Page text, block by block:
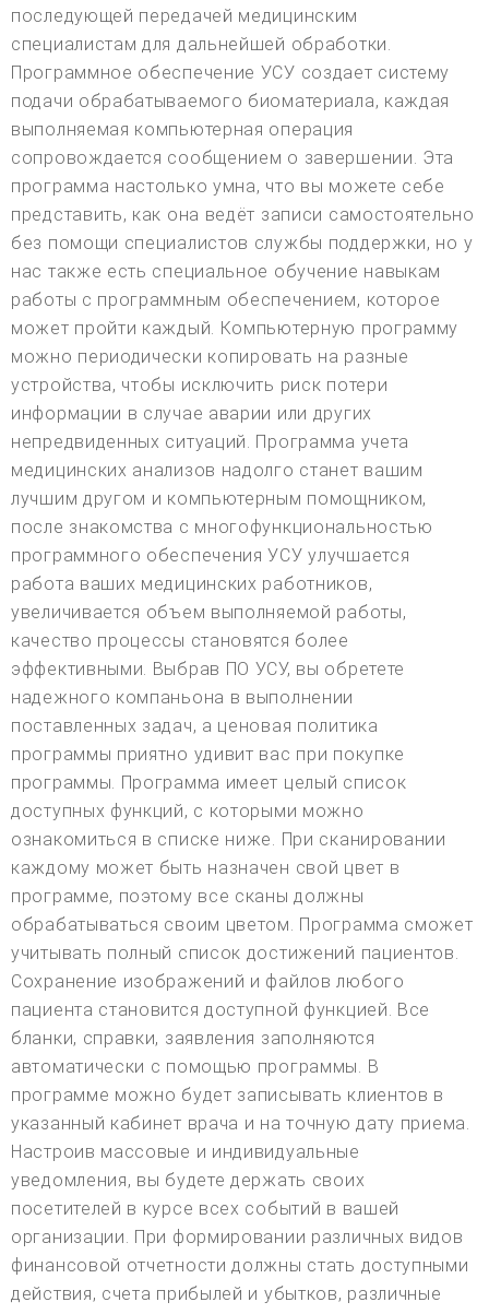
последующей передачей медицинским
специалистам для дальнейшей обработки.
Программное обеспечение УСУ создает систему
подачи обрабатываемого биоматериала, каждая
выполняемая компьютерная операция
сопровождается сообщением о завершении. Эта
программа настолько умна, что вы можете себе
представить, как она ведёт записи самостоятельно
без помощи специалистов службы поддержки, но у
нас также есть специальное обучение навыкам
работы с программным обеспечением, которое
может пройти каждый. Компьютерную программу
можно периодически копировать на разные
устройства, чтобы исключить риск потери
информации в случае аварии или других
непредвиденных ситуаций. Программа учета
медицинских анализов надолго станет вашим
лучшим другом и компьютерным помощником,
после знакомства с многофункциональностью
программного обеспечения УСУ улучшается
работа ваших медицинских работников,
увеличивается объем выполняемой работы,
качество процессы становятся более
эффективными. Выбрав ПО УСУ, вы обретете
надежного компаньона в выполнении
поставленных задач, а ценовая политика
программы приятно удивит вас при покупке
программы. Программа имеет целый список
доступных функций, с которыми можно
ознакомиться в списке ниже. При сканировании
каждому может быть назначен свой цвет в
программе, поэтому все сканы должны
обрабатываться своим цветом. Программа сможет
учитывать полный список достижений пациентов.
Сохранение изображений и файлов любого
пациента становится доступной функцией. Все
бланки, справки, заявления заполняются
автоматически с помощью программы. В
программе можно будет записывать клиентов в
указанный кабинет врача и на точную дату приема.
Настроив массовые и индивидуальные
уведомления, вы будете держать своих
посетителей в курсе всех событий в вашей
организации. При формировании различных видов
финансовой отчетности должны стать доступными
действия, счета прибылей и убытков, различные